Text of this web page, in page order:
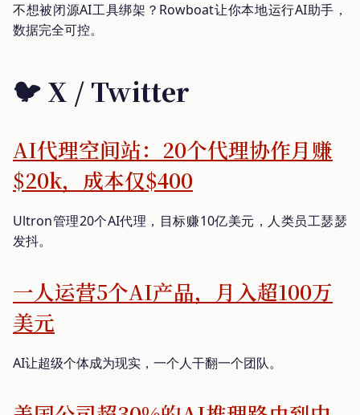
不想被闭源AI工具绑架？Rowboat让你本地运行AI助手，
数据完全可控。
🐦 X / Twitter
AI代理空间站：20个代理协作月赚
$20k，成本仅$400
Ultron管理20个AI代理，目标赚10亿美元，人类员工瑟瑟
发抖。
一人运营5个AI产品，月入超100万
美元
AI让超级个体成为现实，一个人干翻一个团队。